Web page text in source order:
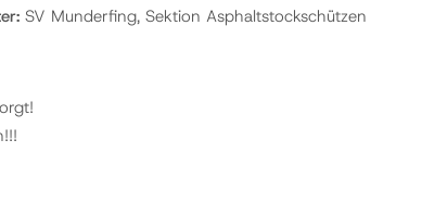
SV Munderfing, Sektion Asphaltstockschützen